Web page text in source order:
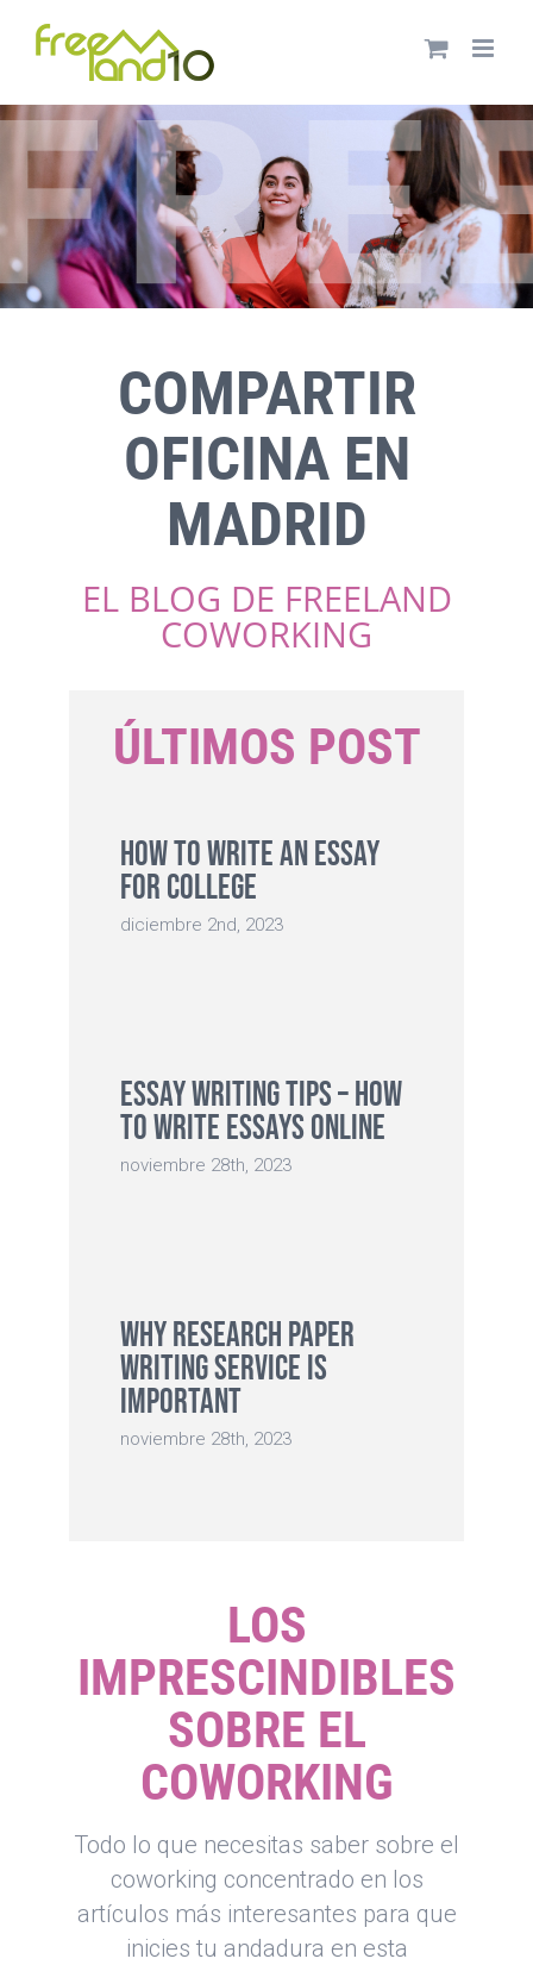
COMPARTIR
OFICINA EN
MADRID
EL BLOG DE FREELAND
COWORKING
ÚLTIMOS POST
How to Write an Essay
For College
diciembre 2nd, 2023
Essay Writing Tips – How
to Write Essays Online
noviembre 28th, 2023
Why Research Paper
Writing Service is
Important
noviembre 28th, 2023
LOS
IMPRESCINDIBLES
SOBRE EL
COWORKING
Todo lo que necesitas saber sobre el
coworking concentrado en los
artículos más interesantes para que
inicies tu andadura en esta